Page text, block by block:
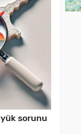
sorunu